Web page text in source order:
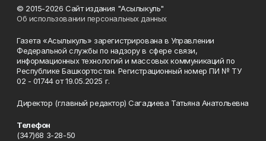
© 2015-2026 Сайт издания "Асылыкуль"
Об использовании персональных данных
Газета «Асылыкуль» зарегистрирована в Управлении
Федеральной службы по надзору в сфере связи,
информационных технологий и массовых коммуникаций по
Республике Башкортостан. Регистрационный номер ПИ № ТУ
02 - 01744 от 19.05.2025 г.
Директор (главный редактор) Сагадиева Татьяна Анатольевна
Телефон
(347)68 3-28-50